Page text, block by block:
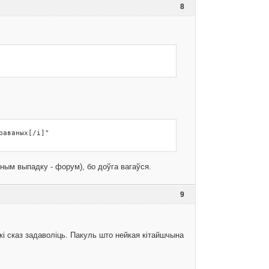
8
i]"
выпадку - форум), бо доўга вагаўся.
9
сказ задаволіць. Пакуль што нейкая кітайшчына